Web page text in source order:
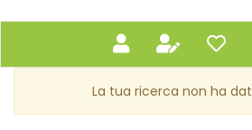
La tua ricerca non ha